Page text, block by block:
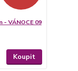
VÁNOCE 09
Koupit